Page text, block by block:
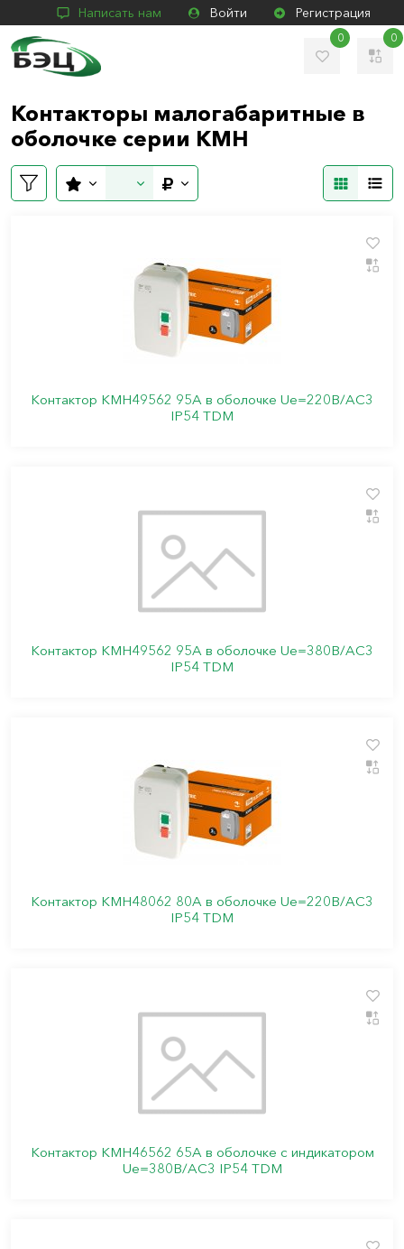
Написать нам Войти Регистрация
0 0
Контакторы малогабаритные в
оболочке серии КМН
Контактор КМН49562 95А в оболочке Ue=220В/АC3
IP54 TDM
Контактор КМН49562 95А в оболочке Ue=380В/АС3
IP54 TDM
Контактор КМН48062 80А в оболочке Ue=220В/АC3
IP54 TDM
Контактор КМН46562 65А в оболочке с индикатором
Ue=380В/АС3 IP54 TDM